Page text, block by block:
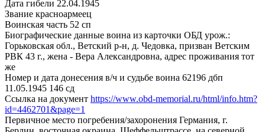
Дата гибели 22.04.1945
Звание красноармеец
Воинская часть 52 сп
Биографические данные воина из карточки ОБД урож.:
Горьковская обл., Ветский р-н, д. Чедовка, призван Ветским
РВК 43 г., жена - Вера Александровна, адрес проживания тот
же
Номер и дата донесения в/ч и судьбе воина 62196 дбп
11.05.1945 146 сд
Ссылка на документ https://www.obd-memorial.ru/html/info.htm?
id=4462701&page=1
Первичное место погребения/захоронения Германия, г.